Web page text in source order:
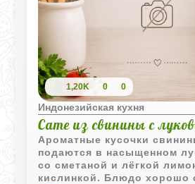
1,20K 0 0
Индонезийская кухня
Сате из свинины с
Ароматные кусочки
подаются в насыщенном
со сметаной и лёгкой
кислинкой. Блюдо хорошо